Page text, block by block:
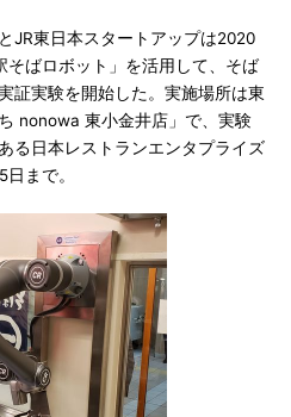
JR東日本スタートアップは2020
そばロボット」を活用して、そば
証実験を開始した。実施場所は東
nonowa 東小金井店」で、実験
る日本レストランエンタプライズ
まで。